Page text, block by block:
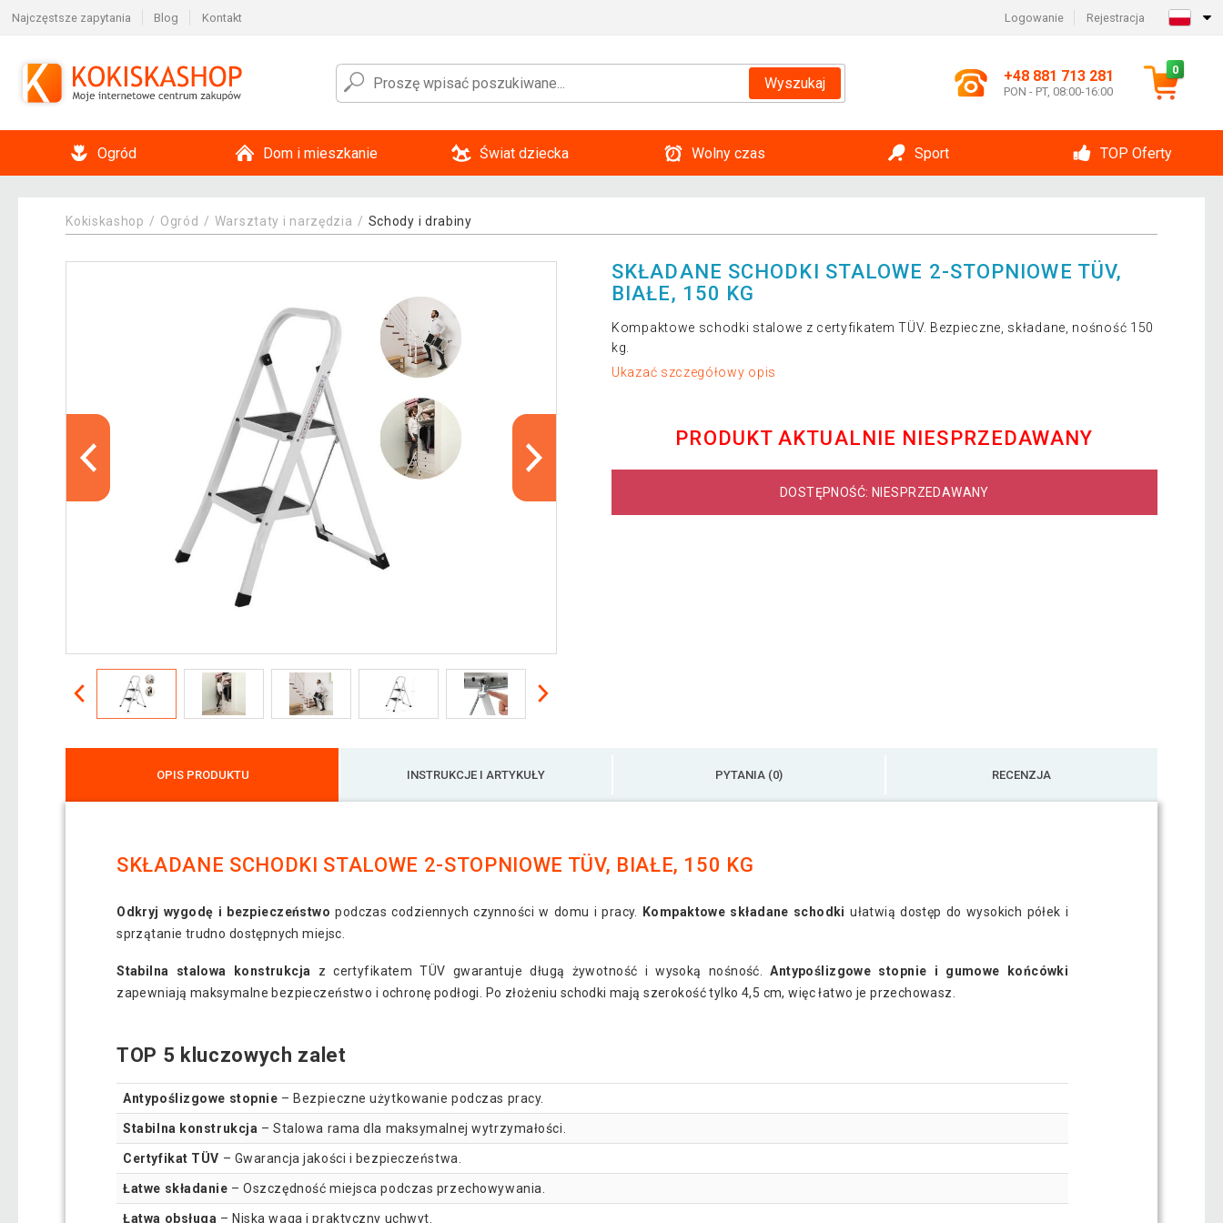
Najczęstsze zapytania Blog Kontakt Logowanie Rejestracja
Wyszukaj +48 881 713 281
PON - PT, 08:00-16:00
0
Ogród Dom i mieszkanie Świat dziecka Wolny czas Sport TOP Oferty
Kokiskashop Ogród Warsztaty i narzędzia Schody i drabiny
SKŁADANE SCHODKI STALOWE 2-STOPNIOWE TÜV,
BIAŁE, 150 KG
Kompaktowe schodki stalowe z certyfikatem TÜV. Bezpieczne, składane, nośność 150
kg.
Ukazać szczegółowy opis
PRODUKT AKTUALNIE NIESPRZEDAWANY
DOSTĘPNOŚĆ: NIESPRZEDAWANY
OPIS PRODUKTU INSTRUKCJE I ARTYKUŁY PYTANIA (0) RECENZJA
SKŁADANE SCHODKI STALOWE 2-STOPNIOWE TÜV, BIAŁE, 150 KG
Odkryj wygodę i bezpieczeństwo podczas codziennych czynności w domu i pracy. Kompaktowe składane schodki ułatwią dostęp do wysokich półek i
sprzątanie trudno dostępnych miejsc.
Stabilna stalowa konstrukcja z certyfikatem TÜV gwarantuje długą żywotność i wysoką nośność.Antypoślizgowe stopnie i gumowe końcówki
zapewniają maksymalne bezpieczeństwo i ochronę podłogi. Po złożeniu schodki mają szerokość tylko 4,5 cm, więc łatwo je przechowasz.
TOP 5 kluczowych zalet
Antypoślizgowe stopnie – Bezpieczne użytkowanie podczas pracy.
Stabilna konstrukcja – Stalowa rama dla maksymalnej wytrzymałości.
Certyfikat TÜV – Gwarancja jakości i bezpieczeństwa.
Łatwe składanie – Oszczędność miejsca podczas przechowywania.
Łatwa obsługa – Niska waga i praktyczny uchwyt.